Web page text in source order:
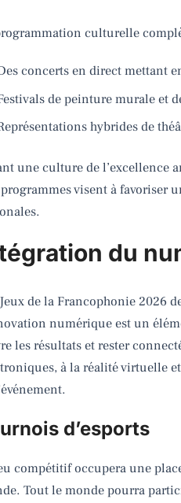
culturelle
concerts en direct mettant
de peinture murale et
hybrides de
une culture de l’excellence
programmes visent à
du
de la Francophonie 2026
numérique est un
les résultats et rester
à la réalité virtuelle
d’esports
compétitif occupera une
Tout le monde pourra